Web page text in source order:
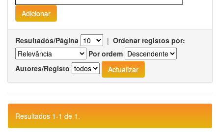
Resultados/Página | Ordenar registos por:
Por ordem
Autores/Registo
Resultados 1-1 de 1.